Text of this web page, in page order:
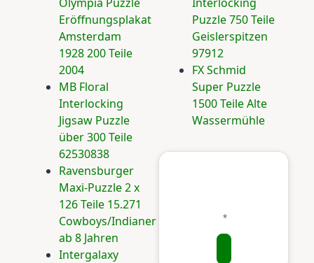
Eröffnungsplakat
Amsterdam
1928 200 Teile
2004
MB Floral
Interlocking
Jigsaw Puzzle
über 300 Teile
62530838
Ravensburger
Maxi-Puzzle 2 x
126 Teile 15.271
Cowboys/Indianer
ab 8 Jahren
Intergalaxy
Puzzle 750 Teile
Geislerspitzen
97912
FX Schmid
Super Puzzle
1500 Teile Alte
Wassermühle